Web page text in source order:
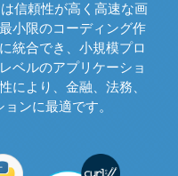
信頼性が高く高速な画
小限のコーディング作
統合でき、小規模プロ
ベルのアプリケーショ
により、金融、法務、
ンに最適です。